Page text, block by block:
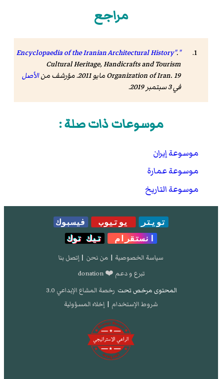
مراجع
"Encyclopaedia of the Iranian Architectural History"
.
Cultural Heritage, Handicrafts and Tourism
Organization of Iran. 19 مايو 2011. مؤرشف من
الأصل
في 3 سبتمبر 2019.
موسوعات ذات صلة :
موسوعة إيران
موسوعة عمارة
موسوعة التاريخ
تويتر يوتيوب
فيسبوك
انستقرام
تيك توك
سياسة الخصوصية | من نحن | إتصل بنا
تبرع و دعم ❤️ donation
المحتوى مرخص تحت رخصة المشاع الإبداعي 3.0
شروط الإستخدام | إخلاء المسؤولية